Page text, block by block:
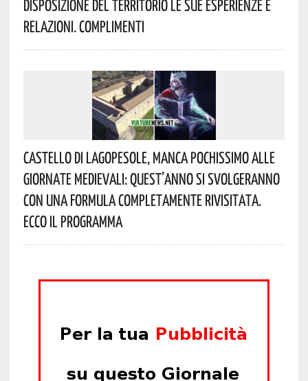
Disposizione Del Territorio Le Sue Esperienze E
Relazioni. Complimenti
Castello Di Lagopesole, Manca Pochissimo Alle
Giornate Medievali: Quest’anno Si Svolgeranno
Con Una Formula Completamente Rivisitata.
Ecco Il Programma